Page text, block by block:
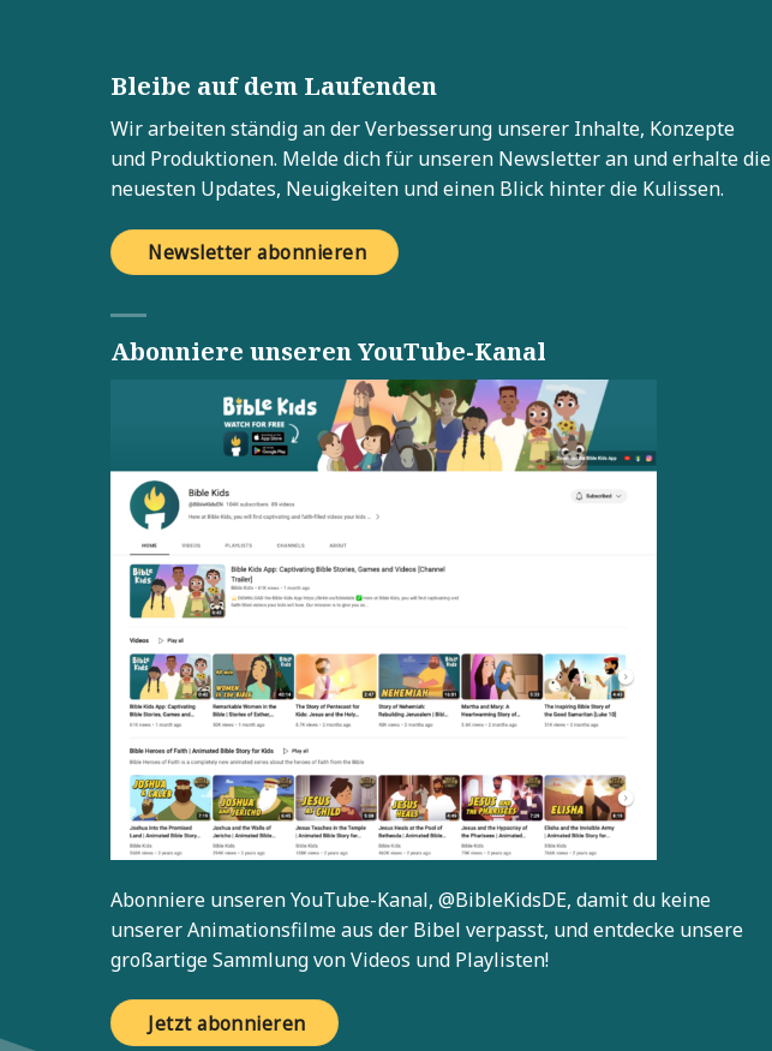
Bleibe auf dem Laufenden
Wir arbeiten ständig an der Verbesserung unserer Inhalte, Konzepte
und Produktionen. Melde dich für unseren Newsletter an und erhalte die
neuesten Updates, Neuigkeiten und einen Blick hinter die Kulissen.
Newsletter abonnieren
Abonniere unseren YouTube-Kanal
Abonniere unseren YouTube-Kanal, @BibleKidsDE, damit du keine
unserer Animationsfilme aus der Bibel verpasst, und entdecke unsere
großartige Sammlung von Videos und Playlisten!
Jetzt abonnieren